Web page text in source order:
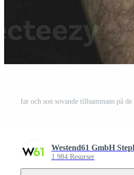
far och son sovande tillsammans på
Westend61 GmbH
1 984 Resurser